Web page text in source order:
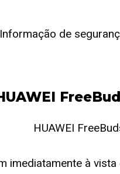
de
imediatamente à